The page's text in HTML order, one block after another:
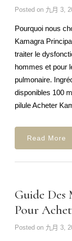
Posted on 九月 3,
Pourquoi nous
Kamagra
traiter le
hommes et pour
pulmonaire.
disponibles 100
pilule Acheter
Read More
Guide Des
Pour
Posted on 九月 3,